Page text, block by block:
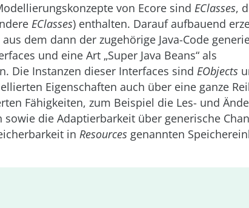
von Ecore sind EClasses,
EClasses) enthalten. Darauf aufbauend
dem dann der zugehörige Java-Code
und eine Art „Super Java Beans“ als
Die Instanzen dieser Interfaces sind EObjects
Eigenschaften auch über eine ganze
Fähigkeiten, zum Beispiel die Les- und
die Adaptierbarkeit über generische
in Resources genannten